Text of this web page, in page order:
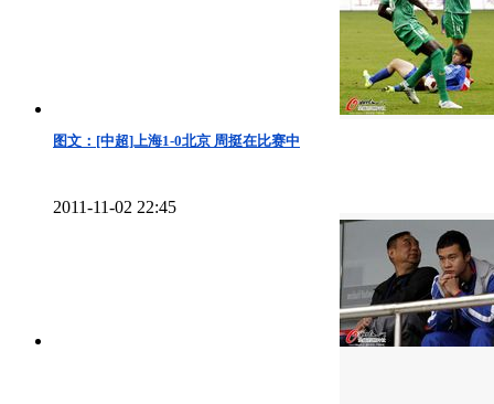
图文：[中超]上海1-0北京 周挺在比赛中
2011-11-02 22:45